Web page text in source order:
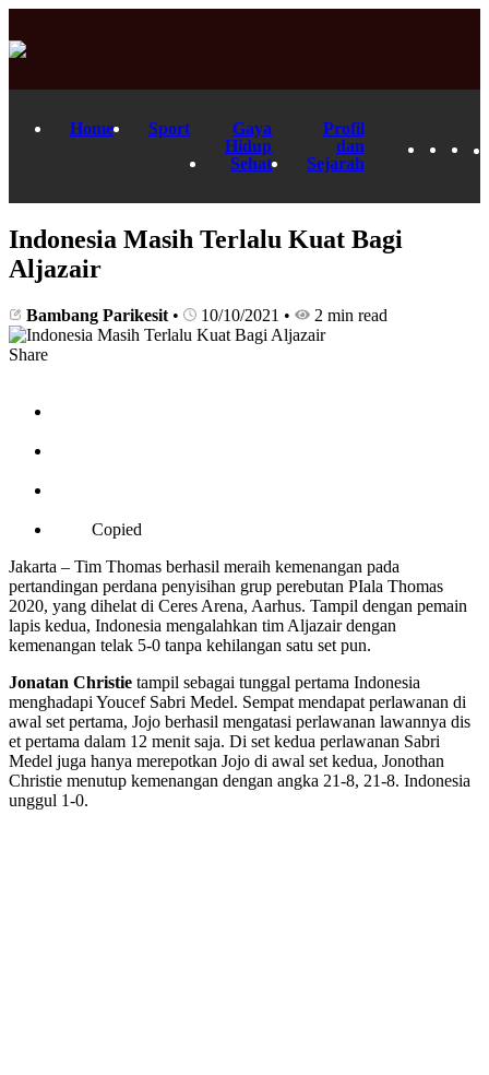
Home Sport
Gaya
Hidup
Sehat
Profil
dan
Sejarah
Indonesia Masih Terlalu Kuat Bagi
Aljazair
Bambang Parikesit • 10/10/2021 • 2 min read
Share
Copied
Jakarta – Tim Thomas berhasil meraih kemenangan pada
pertandingan perdana penyisihan grup perebutan PIala Thomas
2020, yang dihelat di Ceres Arena, Aarhus. Tampil dengan pemain
lapis kedua, Indonesia mengalahkan tim Aljazair dengan
kemenangan telak 5-0 tanpa kehilangan satu set pun.
Jonatan Christie tampil sebagai tunggal pertama Indonesia
menghadapi Youcef Sabri Medel. Sempat mendapat perlawanan di
awal set pertama, Jojo berhasil mengatasi perlawanan lawannya dis
et pertama dalam 12 menit saja. Di set kedua perlawanan Sabri
Medel juga hanya merepotkan Jojo di awal set kedua, Jonothan
Christie menutup kemenangan dengan angka 21-8, 21-8. Indonesia
unggul 1-0.